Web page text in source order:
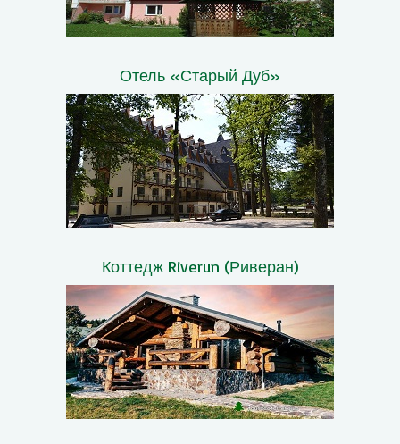
Отель «Старый Дуб»
Коттедж Riverun (Риверан)